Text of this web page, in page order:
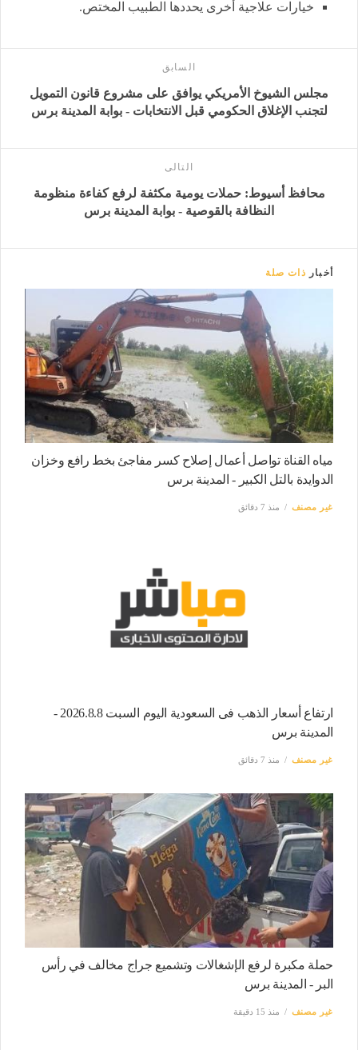
خيارات علاجية أخرى يحددها الطبيب المختص.
السابق
مجلس الشيوخ الأمريكي يوافق على مشروع قانون التمويل
لتجنب الإغلاق الحكومي قبل الانتخابات - بوابة المدينة برس
التالى
محافظ أسيوط: حملات يومية مكثفة لرفع كفاءة منظومة
النظافة بالقوصية - بوابة المدينة برس
أخبار ذات صلة
مياه القناة تواصل أعمال إصلاح كسر مفاجئ بخط رافع وخزان
الدوايدة بالتل الكبير - المدينة برس
غير مصنف منذ 7 دقائق
ارتفاع أسعار الذهب فى السعودية اليوم السبت 2026.8.8 -
المدينة برس
غير مصنف منذ 7 دقائق
حملة مكبرة لرفع الإشغالات وتشميع جراج مخالف في رأس
البر - المدينة برس
غير مصنف منذ 15 دقيقة